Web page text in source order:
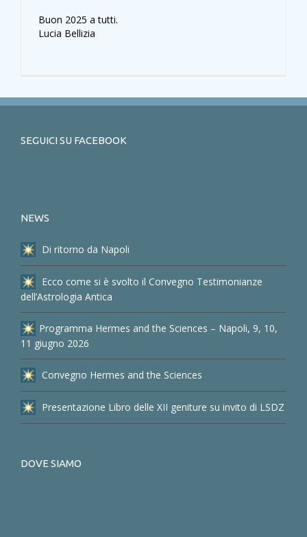
Buon 2025 a tutti.
Lucia Bellizia
SEGUICI SU FACEBOOK
NEWS
Di ritorno da Napoli
Ecco come si è svolto il Convegno Testimonianze
dell’Astrologia Antica
Programma Hermes and the Sciences – Napoli, 9, 10,
11 giugno 2026
Convegno Hermes and the Sciences
Presentazione Libro delle XII geniture su invito di LSDZ
DOVE SIAMO